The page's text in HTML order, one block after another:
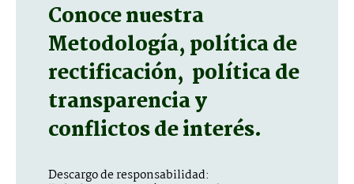
Conoce nuestra
Metodología, política de
rectificación, política de
transparencia y
conflictos de interés.
Descargo de responsabilidad: